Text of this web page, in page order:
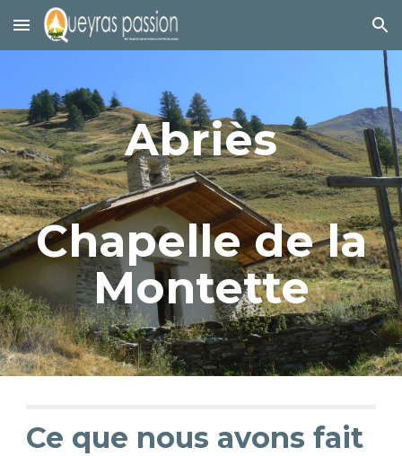
Skip to main content Skip to navigation
Abriès
Chapelle de la
Montette
Ce que nous avons fait